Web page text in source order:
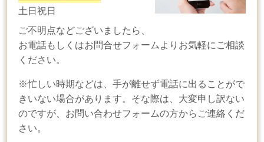
土日祝日
ご不明点などございましたら、
お電話もしくはお問合せフォームよりお気軽にご相談
ください。
※忙しい時期などは、手が離せず電話に出ることがで
きいない場合があります。そな際は、大変申し訳ない
のですが、お問い合わせフォームの方からご連絡くだ
さい。